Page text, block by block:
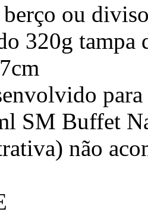
ou
320g tampa
SM Buffet
não